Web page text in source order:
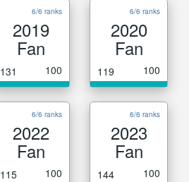
6/6 ranks
2019
Fan
131 100
6/6 ranks
2020
Fan
119 100
6/6 ranks
2022
Fan
115 100
6/6 ranks
2023
Fan
144 100